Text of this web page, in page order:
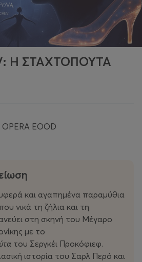
Η ΣΤΑΧΤΟΠΟΥΤΑ
EOOD
και αγαπημένα παραμύθια
νικά τη ζήλια και τη
στη σκηνή του Μέγαρο
με το
του Σεργκέι Προκόφιεφ.
ιστορία του Σαρλ Περό και